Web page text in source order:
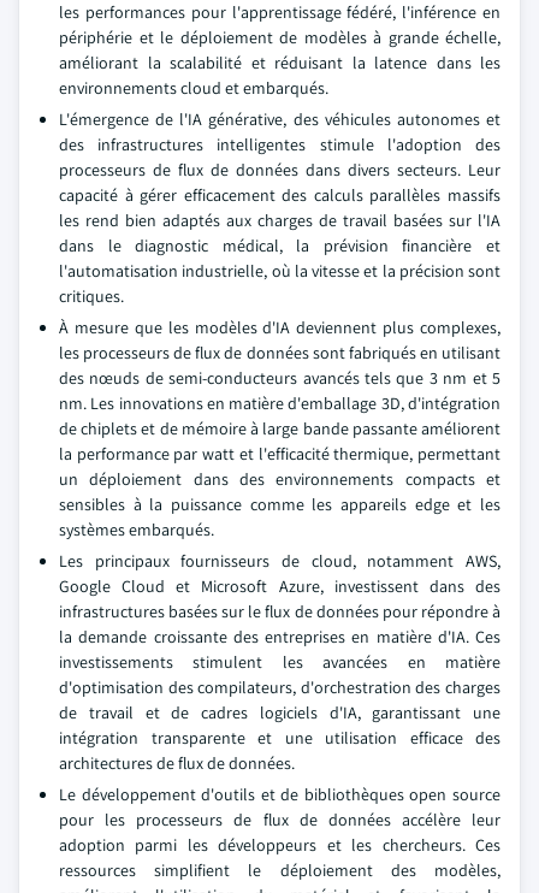
les performances pour l'apprentissage fédéré, l'inférence en
périphérie et le déploiement de modèles à grande échelle,
améliorant la scalabilité et réduisant la latence dans les
environnements cloud et embarqués.
L'émergence de l'IA générative, des véhicules autonomes et
des infrastructures intelligentes stimule l'adoption des
processeurs de flux de données dans divers secteurs. Leur
capacité à gérer efficacement des calculs parallèles massifs
les rend bien adaptés aux charges de travail basées sur l'IA
dans le diagnostic médical, la prévision financière et
l'automatisation industrielle, où la vitesse et la précision sont
critiques.
À mesure que les modèles d'IA deviennent plus complexes,
les processeurs de flux de données sont fabriqués en utilisant
des nœuds de semi-conducteurs avancés tels que 3 nm et 5
nm. Les innovations en matière d'emballage 3D, d'intégration
de chiplets et de mémoire à large bande passante améliorent
la performance par watt et l'efficacité thermique, permettant
un déploiement dans des environnements compacts et
sensibles à la puissance comme les appareils edge et les
systèmes embarqués.
Les principaux fournisseurs de cloud, notamment AWS,
Google Cloud et Microsoft Azure, investissent dans des
infrastructures basées sur le flux de données pour répondre à
la demande croissante des entreprises en matière d'IA. Ces
investissements stimulent les avancées en matière
d'optimisation des compilateurs, d'orchestration des charges
de travail et de cadres logiciels d'IA, garantissant une
intégration transparente et une utilisation efficace des
architectures de flux de données.
Le développement d'outils et de bibliothèques open source
pour les processeurs de flux de données accélère leur
adoption parmi les développeurs et les chercheurs. Ces
ressources simplifient le déploiement des modèles,